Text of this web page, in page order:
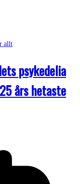
psykedelia
års hetaste